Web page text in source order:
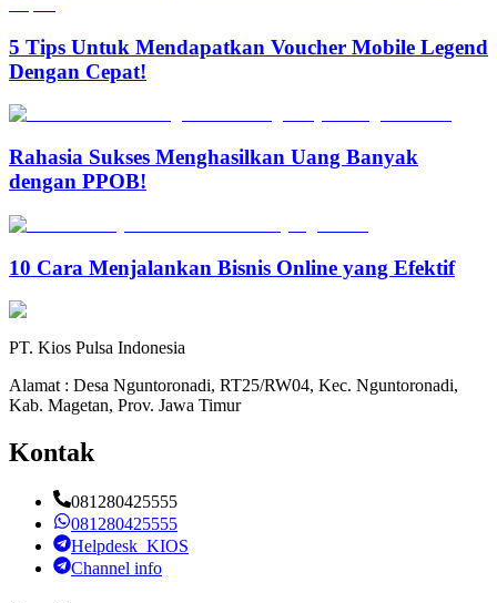
5 Tips Untuk Mendapatkan Voucher Mobile Legend
Dengan Cepat!
Rahasia Sukses Menghasilkan Uang Banyak
dengan PPOB!
10 Cara Menjalankan Bisnis Online yang Efektif
PT. Kios Pulsa Indonesia
Alamat : Desa Nguntoronadi, RT25/RW04, Kec. Nguntoronadi,
Kab. Magetan, Prov. Jawa Timur
Kontak
081280425555
081280425555
Helpdesk_KIOS
Channel info